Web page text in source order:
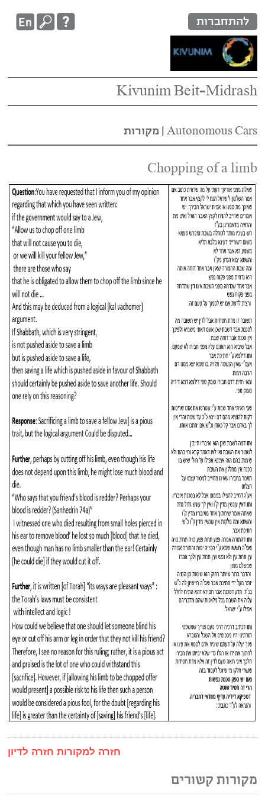
להתחברות
Kivunim Beit-Midrash
Autonomous Cars‏
| מקורות
Chopping of a limb
חזרה למקורות חזרה לדיון
מקורות קשורים